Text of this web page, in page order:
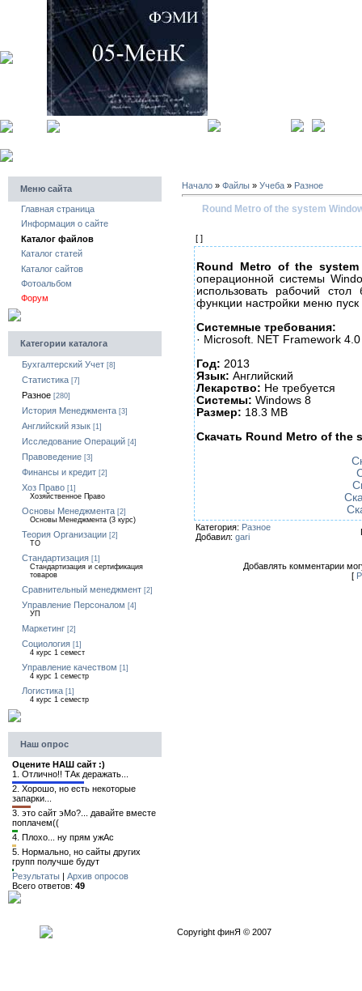
Меню сайта
Главная страница
Информация о сайте
Каталог файлов
Каталог статей
Каталог сайтов
Фотоальбом
Форум
Категории каталога
Бухгалтерский Учет [8]
Статистика [7]
Разное [280]
История Менеджмента [3]
Английский язык [1]
Исследование Операций [4]
Правоведение [3]
Финансы и кредит [2]
Хоз Право [1]
Хозяйственное Право
Основы Менеджмента [2]
Основы Менеджмента (3 курс)
Теория Организации [2]
ТО
Стандартизация [1]
Стандартизация и сертификация
товаров
Сравнительный менеджмент [2]
Управление Персоналом [4]
УП
Маркетинг [2]
Социология [1]
4 курс 1 семест
Управление качеством [1]
4 курс 1 семестр
Логистика [1]
4 курс 1 семестр
Наш опрос
Оцените НАШ сайт :)
1. Отлично!! ТАк деражать...
2. Хорошо, но есть некоторые
запарки...
3. это сайт эМо?... давайте вместе
поплачем((
4. Плохо... ну прям ужАс
5. Нормально, но сайты других
групп получше будут
Результаты | Архив опросов
Всего ответов: 49
Начало » Файлы » Учеба » Разное
Round Metro of the system
[ ]
Round Metro of the
операционной системы
использовать рабочий
функции настройки меню пуск
Системные требования:
· Microsoft. NET Framework 4.0
Год: 2013
Язык: Английский
Лекарство: Не требуется
Системы: Windows 8
Размер: 18.3 MB
Скачать Round Metro of the
Категория: Разное
Добавил: gari
Добавлять комментарии
[
Copyright финЯ © 2007